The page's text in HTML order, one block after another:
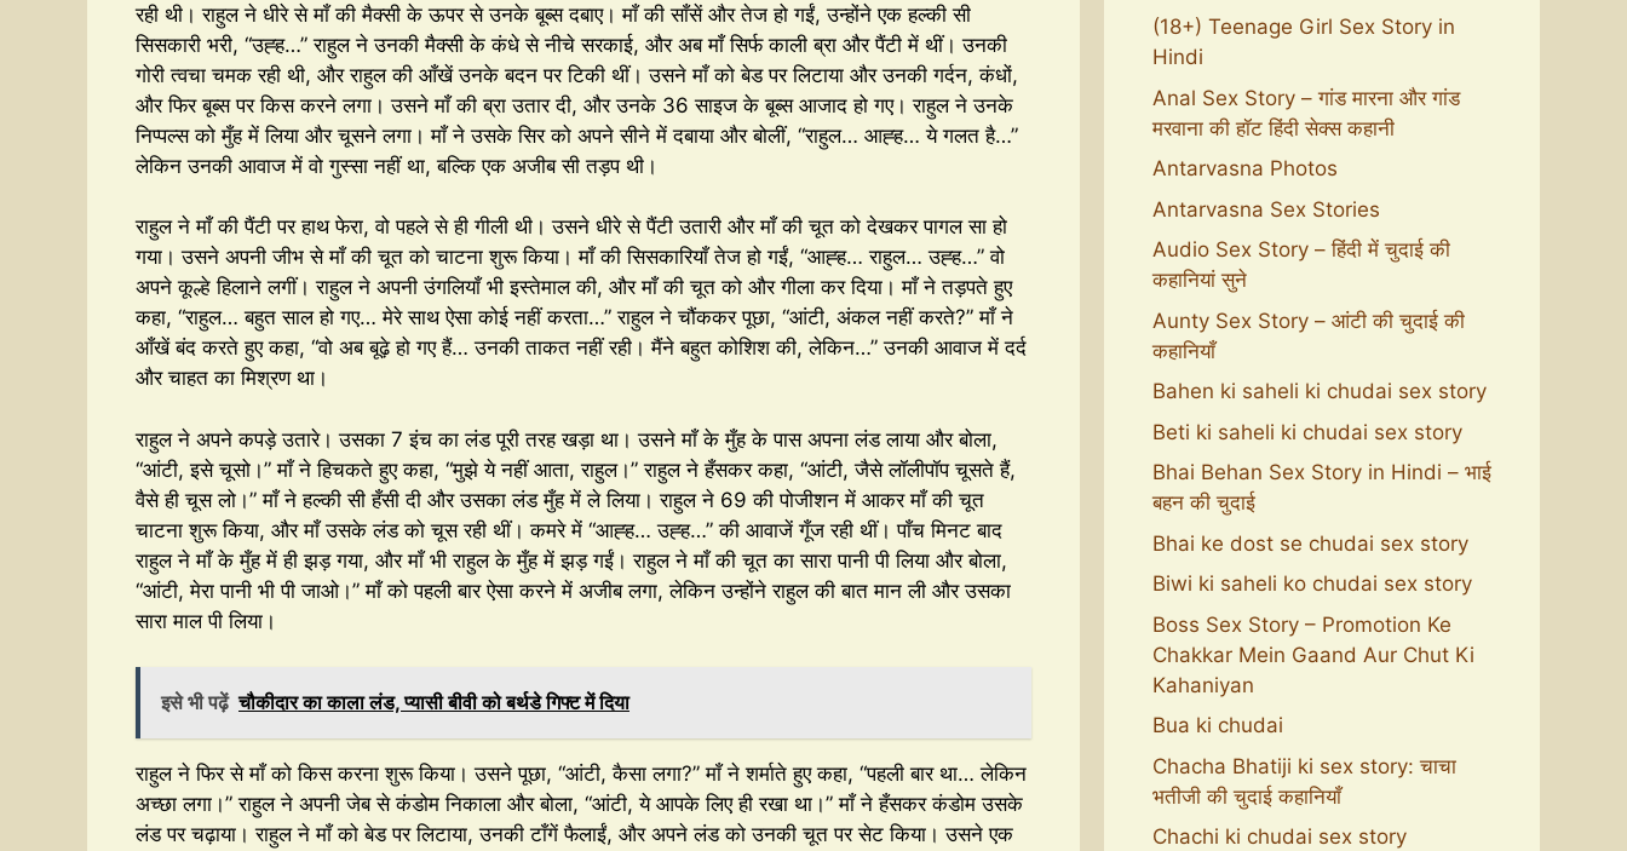
रही थी। राहुल ने धीरे से माँ की मैक्सी के ऊपर से उनके बूब्स दबाए। माँ की साँसें और तेज हो गईं, उन्होंने एक हल्की सी
सिसकारी भरी, “उह्ह…” राहुल ने उनकी मैक्सी के कंधे से नीचे सरकाई, और अब माँ सिर्फ काली ब्रा और पैंटी में थीं। उनकी
गोरी त्वचा चमक रही थी, और राहुल की आँखें उनके बदन पर टिकी थीं। उसने माँ को बेड पर लिटाया और उनकी गर्दन, कंधों,
और फिर बूब्स पर किस करने लगा। उसने माँ की ब्रा उतार दी, और उनके 36 साइज के बूब्स आजाद हो गए। राहुल ने उनके
निप्पल्स को मुँह में लिया और चूसने लगा। माँ ने उसके सिर को अपने सीने में दबाया और बोलीं, “राहुल… आह्ह… ये गलत है…”
लेकिन उनकी आवाज में वो गुस्सा नहीं था, बल्कि एक अजीब सी तड़प थी।
राहुल ने माँ की पैंटी पर हाथ फेरा, वो पहले से ही गीली थी। उसने धीरे से पैंटी उतारी और माँ की चूत को देखकर पागल सा हो
गया। उसने अपनी जीभ से माँ की चूत को चाटना शुरू किया। माँ की सिसकारियाँ तेज हो गईं, “आह्ह… राहुल… उह्ह…” वो
अपने कूल्हे हिलाने लगीं। राहुल ने अपनी उंगलियाँ भी इस्तेमाल की, और माँ की चूत को और गीला कर दिया। माँ ने तड़पते हुए
कहा, “राहुल… बहुत साल हो गए… मेरे साथ ऐसा कोई नहीं करता…” राहुल ने चौंककर पूछा, “आंटी, अंकल नहीं करते?” माँ ने
आँखें बंद करते हुए कहा, “वो अब बूढ़े हो गए हैं… उनकी ताकत नहीं रही। मैंने बहुत कोशिश की, लेकिन…” उनकी आवाज में दर्द
और चाहत का मिश्रण था।
राहुल ने अपने कपड़े उतारे। उसका 7 इंच का लंड पूरी तरह खड़ा था। उसने माँ के मुँह के पास अपना लंड लाया और बोला,
“आंटी, इसे चूसो।” माँ ने हिचकते हुए कहा, “मुझे ये नहीं आता, राहुल।” राहुल ने हँसकर कहा, “आंटी, जैसे लॉलीपॉप चूसते हैं,
वैसे ही चूस लो।” माँ ने हल्की सी हँसी दी और उसका लंड मुँह में ले लिया। राहुल ने 69 की पोजीशन में आकर माँ की चूत
चाटना शुरू किया, और माँ उसके लंड को चूस रही थीं। कमरे में “आह्ह… उह्ह…” की आवाजें गूँज रही थीं। पाँच मिनट बाद
राहुल ने माँ के मुँह में ही झड़ गया, और माँ भी राहुल के मुँह में झड़ गईं। राहुल ने माँ की चूत का सारा पानी पी लिया और बोला,
“आंटी, मेरा पानी भी पी जाओ।” माँ को पहली बार ऐसा करने में अजीब लगा, लेकिन उन्होंने राहुल की बात मान ली और उसका
सारा माल पी लिया।
इसे भी पढ़ें चौकीदार का काला लंड, प्यासी बीवी को बर्थडे गिफ्ट में दिया
राहुल ने फिर से माँ को किस करना शुरू किया। उसने पूछा, “आंटी, कैसा लगा?” माँ ने शर्माते हुए कहा, “पहली बार था… लेकिन
अच्छा लगा।” राहुल ने अपनी जेब से कंडोम निकाला और बोला, “आंटी, ये आपके लिए ही रखा था।” माँ ने हँसकर कंडोम उसके
लंड पर चढ़ाया। राहुल ने माँ को बेड पर लिटाया, उनकी टाँगें फैलाईं, और अपने लंड को उनकी चूत पर सेट किया। उसने एक
(18+) Teenage Girl Sex Story in
Hindi
Anal Sex Story – गांड मारना और गांड
मरवाना की हॉट हिंदी सेक्स कहानी
Antarvasna Photos
Antarvasna Sex Stories
Audio Sex Story – हिंदी में चुदाई की
कहानियां सुने
Aunty Sex Story – आंटी की चुदाई की
कहानियाँ
Bahen ki saheli ki chudai sex story
Beti ki saheli ki chudai sex story
Bhai Behan Sex Story in Hindi – भाई
बहन की चुदाई
Bhai ke dost se chudai sex story
Biwi ki saheli ko chudai sex story
Boss Sex Story – Promotion Ke
Chakkar Mein Gaand Aur Chut Ki
Kahaniyan
Bua ki chudai
Chacha Bhatiji ki sex story: चाचा
भतीजी की चुदाई कहानियाँ
Chachi ki chudai sex story